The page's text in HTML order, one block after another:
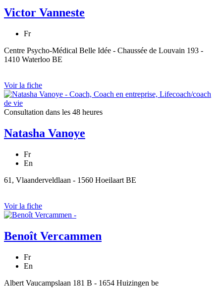
Victor Vanneste
Fr
Centre Psycho-Médical Belle Idée - Chaussée de Louvain 193 -
1410 Waterloo BE
Voir la fiche
Consultation dans les 48 heures
Natasha Vanoye
Fr
En
61, Vlaanderveldlaan - 1560 Hoeilaart BE
Voir la fiche
Benoît Vercammen
Fr
En
Albert Vaucampslaan 181 B - 1654 Huizingen be